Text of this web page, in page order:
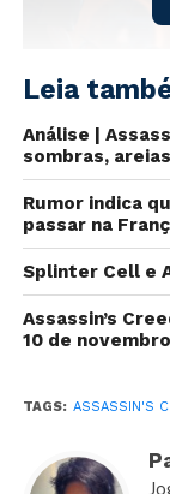
Seguindo o
um vislumbre
no mundo
franquia
prometendo
sobre o novo
Leia
Análise |
sombras,
Rumor indica
passar na
Splinter Cell e
Assassin’s
10 de novembro
TAGS: ASSASSIN'S